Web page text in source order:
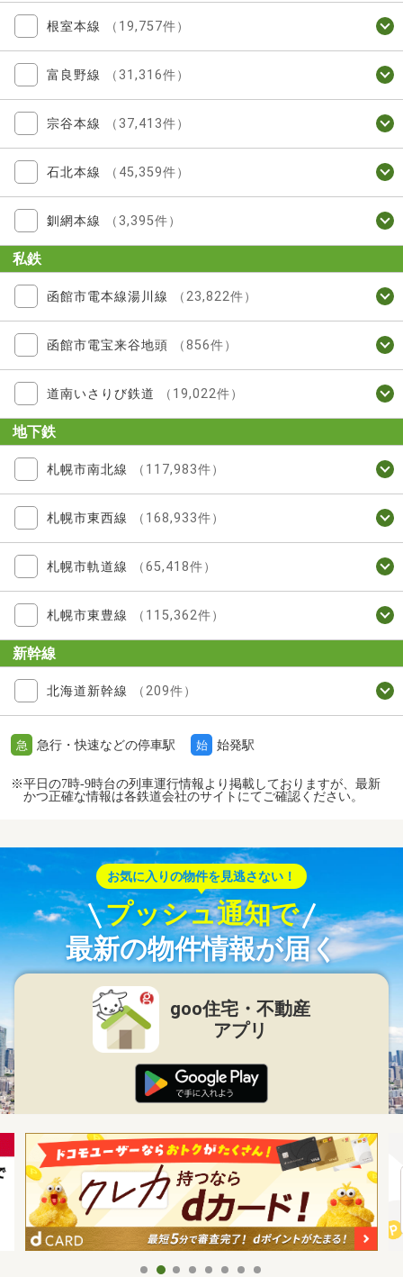
根室本線 （19,757件）
富良野線 （31,316件）
宗谷本線 （37,413件）
石北本線 （45,359件）
釧網本線 （3,395件）
私鉄
函館市電本線湯川線 （23,822件）
函館市電宝来谷地頭 （856件）
道南いさりび鉄道 （19,022件）
地下鉄
札幌市南北線 （117,983件）
札幌市東西線 （168,933件）
札幌市軌道線 （65,418件）
札幌市東豊線 （115,362件）
新幹線
北海道新幹線 （209件）
急 急行・快速などの停車駅 始 始発駅
※平日の7時-9時台の列車運行情報より掲載しておりますが、最新
かつ正確な情報は各鉄道会社のサイトにてご確認ください。
お気に入りの物件を見逃さない！
プッシュ通知で
最新の物件情報が届く
goo住宅・不動産
アプリ